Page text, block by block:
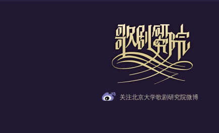
关注北京大学歌剧研究院微博